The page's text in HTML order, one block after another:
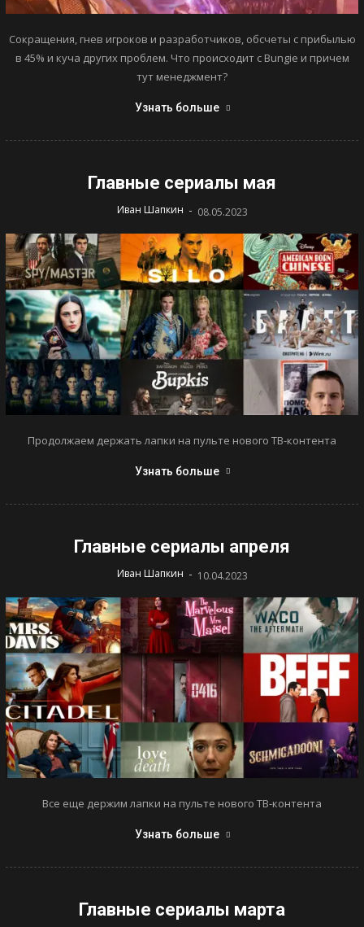
Сокращения, гнев игроков и разработчиков, обсчеты с прибылью
в 45% и куча других проблем. Что происходит с Bungie и причем
тут менеджмент?
Узнать больше
Главные сериалы мая
Иван Шапкин - 08.05.2023
Продолжаем держать лапки на пульте нового ТВ-контента
Узнать больше
Главные сериалы апреля
Иван Шапкин - 10.04.2023
Все еще держим лапки на пульте нового ТВ-контента
Узнать больше
Главные сериалы марта